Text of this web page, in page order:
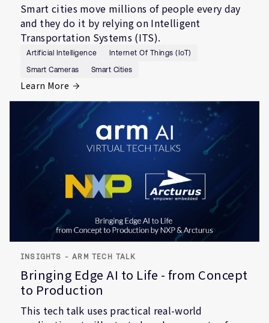
Smart cities move millions of people every day
and they do it by relying on Intelligent
Transportation Systems (ITS).
Artificial Intelligence
Internet Of Things (IoT)
Smart Cameras
Smart Cities
Learn More
INSIGHTS - ARM TECH TALK
Bringing Edge AI to Life - from Concept
to Production
This tech talk uses practical real-world